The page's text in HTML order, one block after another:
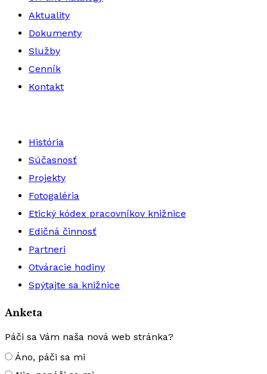
Aktuality
Dokumenty
Služby
Cenník
Kontakt
História
Súčasnosť
Projekty
Fotogaléria
Etický kódex pracovníkov knižnice
Edičná činnosť
Partneri
Otváracie hodiny
Spýtajte sa knižnice
Anketa
Páči sa Vám naša nová web stránka?
Áno, páči sa mi